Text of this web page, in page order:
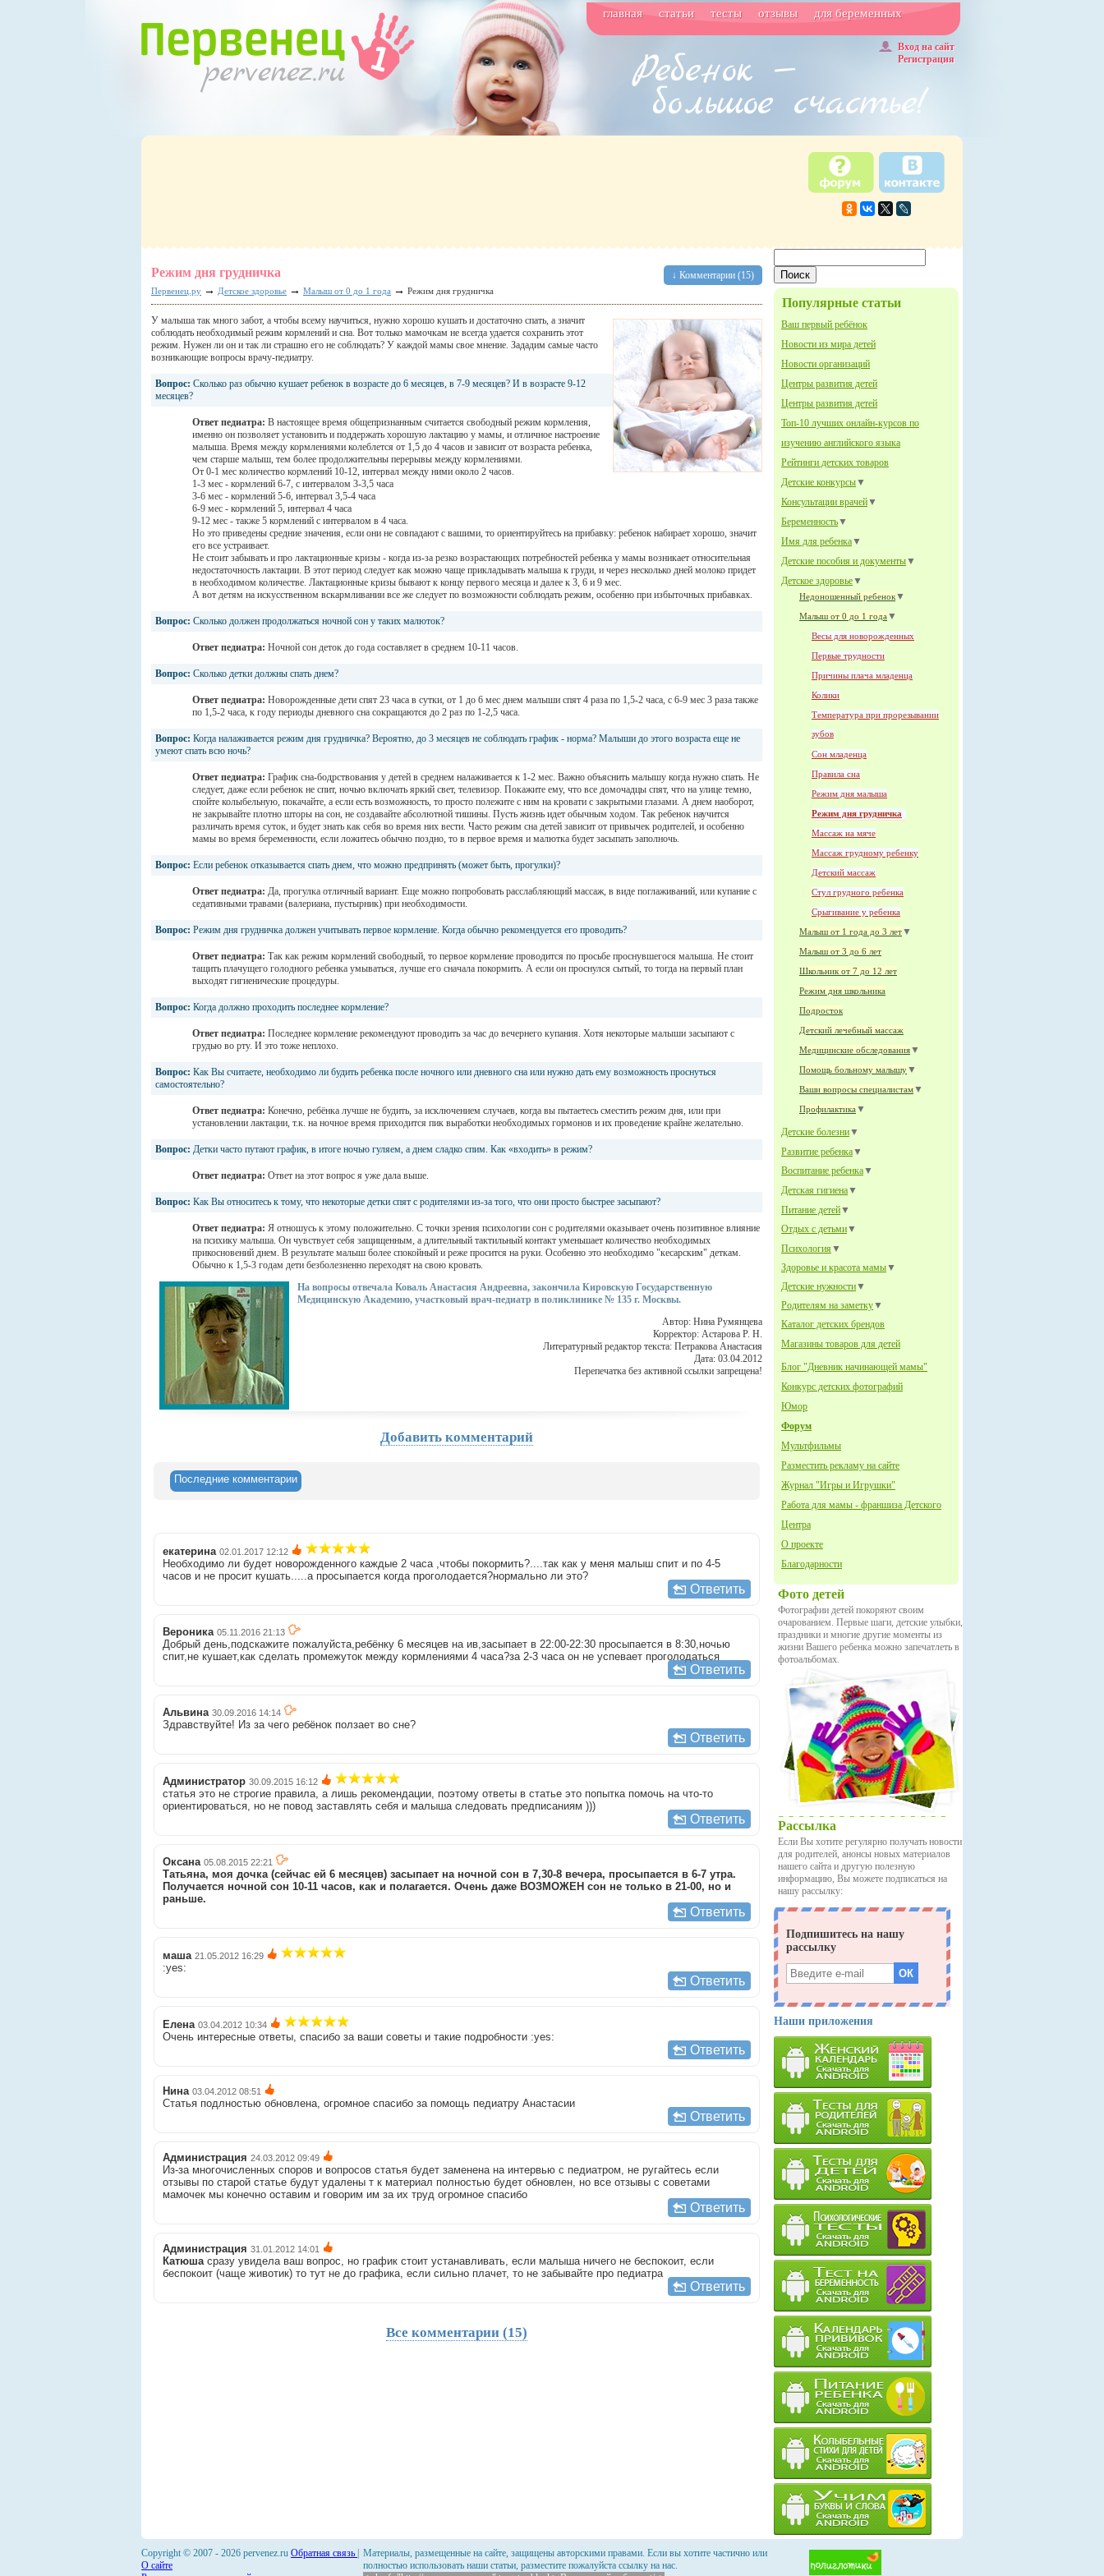
главная статьи тесты отзывы для беременных
Вход на сайт
Регистрация
Популярные статьи
Ваш первый ребёнок
Новости из мира детей
Новости организаций
Центры развития детей
Центры развития детей
Топ-10 лучших онлайн-курсов по
изучению английского языка
Рейтинги детских товаров
Детские конкурсы▼
Консультации врачей▼
Беременность▼
Имя для ребенка▼
Детские пособия и документы▼
Детское здоровье▼
Недоношенный ребенок▼
Малыш от 0 до 1 года▼
Весы для новорожденных
Первые трудности
Причины плача младенца
Колики
Температура при прорезывании
зубов
Сон младенца
Правила сна
Режим дня малыша
Режим дня грудничка
Массаж на мяче
Массаж грудному ребенку
Детский массаж
Стул грудного ребенка
Срыгивание у ребенка
Малыш от 1 года до 3 лет▼
Малыш от 3 до 6 лет
Школьник от 7 до 12 лет
Режим дня школьника
Подросток
Детский лечебный массаж
Медицинские обследования▼
Помощь больному малышу▼
Ваши вопросы специалистам▼
Профилактика▼
Детские болезни▼
Развитие ребенка▼
Воспитание ребенка▼
Детская гигиена▼
Питание детей▼
Отдых с детьми▼
Психология ▼
Здоровье и красота мамы▼
Детские нужности▼
Родителям на заметку▼
Каталог детских брендов
Магазины товаров для детей
Блог "Дневник начинающей мамы"
Конкурс детских фотографий
Юмор
Форум
Мультфильмы
Разместить рекламу на сайте
Журнал "Игры и Игрушки"
Работа для мамы - франшиза Детского
Центра
О проекте
Благодарности
Фото детей
Фотографии детей покоряют своим
очарованием. Первые шаги, детские улыбки,
праздники и многие другие моменты из
жизни Вашего ребенка можно запечатлеть в
фотоальбомах.
Рассылка
Если Вы хотите регулярно получать новости
для родителей, анонсы новых материалов
нашего сайта и другую полезную
информацию, Вы можете подписаться на
нашу рассылку:
Наши приложения
↓ Комментарии (15)
Режим дня грудничка
Первенец.ру → Детское здоровье → Малыш от 0 до 1 года → Режим дня грудничка
У малыша так много забот, а чтобы всему научиться, нужно хорошо кушать и достаточно спать, а значит
соблюдать необходимый режим кормлений и сна. Вот только мамочкам не всегда удается сохранить этот
режим. Нужен ли он и так ли страшно его не соблюдать? У каждой мамы свое мнение. Зададим самые часто
возникающие вопросы врачу-педиатру.
Вопрос: Сколько раз обычно кушает ребенок в возрасте до 6 месяцев, в 7-9 месяцев? И в возрасте 9-12
месяцев?
Ответ педиатра: В настоящее время общепризнанным считается свободный режим кормления,
именно он позволяет установить и поддержать хорошую лактацию у мамы, и отличное настроение
малыша. Время между кормлениями колеблется от 1,5 до 4 часов и зависит от возраста ребенка,
чем старше малыш, тем более продолжительны перерывы между кормлениями.
От 0-1 мес количество кормлений 10-12, интервал между ними около 2 часов.
1-3 мес - кормлений 6-7, с интервалом 3-3,5 часа
3-6 мес - кормлений 5-6, интервал 3,5-4 часа
6-9 мес - кормлений 5, интервал 4 часа
9-12 мес - также 5 кормлений с интервалом в 4 часа.
Но это приведены средние значения, если они не совпадают с вашими, то ориентируйтесь на прибавку: ребенок набирает хорошо, значит
его все устраивает.
Не стоит забывать и про лактационные кризы - когда из-за резко возрастающих потребностей ребенка у мамы возникает относительная
недостаточность лактации. В этот период следует как можно чаще прикладывать малыша к груди, и через несколько дней молоко придет
в необходимом количестве. Лактационные кризы бывают к концу первого месяца и далее к 3, 6 и 9 мес.
А вот детям на искусственном вскармливании все же следует по возможности соблюдать режим, особенно при избыточных прибавках.
Вопрос: Сколько должен продолжаться ночной сон у таких малюток?
Ответ педиатра: Ночной сон деток до года составляет в среднем 10-11 часов.
Вопрос: Сколько детки должны спать днем?
Ответ педиатра: Новорожденные дети спят 23 часа в сутки, от 1 до 6 мес днем малыши спят 4 раза по 1,5-2 часа, с 6-9 мес 3 раза также
по 1,5-2 часа, к году периоды дневного сна сокращаются до 2 раз по 1-2,5 часа.
Вопрос: Когда налаживается режим дня грудничка? Вероятно, до 3 месяцев не соблюдать график - норма? Малыши до этого возраста еще не
умеют спать всю ночь?
Ответ педиатра: График сна-бодрствования у детей в среднем налаживается к 1-2 мес. Важно объяснить малышу когда нужно спать. Не
следует, даже если ребенок не спит, ночью включать яркий свет, телевизор. Покажите ему, что все домочадцы спят, что на улице темно,
спойте колыбельную, покачайте, а если есть возможность, то просто полежите с ним на кровати с закрытыми глазами. А днем наоборот,
не закрывайте плотно шторы на сон, не создавайте абсолютной тишины. Пусть жизнь идет обычным ходом. Так ребенок научится
различать время суток, и будет знать как себя во время них вести. Часто режим сна детей зависит от привычек родителей, и особенно
мамы во время беременности, если ложитесь обычно поздно, то в первое время и малютка будет засыпать заполночь.
Вопрос: Если ребенок отказывается спать днем, что можно предпринять (может быть, прогулки)?
Ответ педиатра: Да, прогулка отличный вариант. Еще можно попробовать расслабляющий массаж, в виде поглаживаний, или купание с
седативными травами (валериана, пустырник) при необходимости.
Вопрос: Режим дня грудничка должен учитывать первое кормление. Когда обычно рекомендуется его проводить?
Ответ педиатра: Так как режим кормлений свободный, то первое кормление проводится по просьбе проснувшегося малыша. Не стоит
тащить плачущего голодного ребенка умываться, лучше его сначала покормить. А если он проснулся сытый, то тогда на первый план
выходят гигиенические процедуры.
Вопрос: Когда должно проходить последнее кормление?
Ответ педиатра: Последнее кормление рекомендуют проводить за час до вечернего купания. Хотя некоторые малыши засыпают с
грудью во рту. И это тоже неплохо.
Вопрос: Как Вы считаете, необходимо ли будить ребенка после ночного или дневного сна или нужно дать ему возможность проснуться
самостоятельно?
Ответ педиатра: Конечно, ребёнка лучше не будить, за исключением случаев, когда вы пытаетесь сместить режим дня, или при
установлении лактации, т.к. на ночное время приходится пик выработки необходимых гормонов и их проведение крайне желательно.
Вопрос: Детки часто путают график, в итоге ночью гуляем, а днем сладко спим. Как «входить» в режим?
Ответ педиатра: Ответ на этот вопрос я уже дала выше.
Вопрос: Как Вы относитесь к тому, что некоторые детки спят с родителями из-за того, что они просто быстрее засыпают?
Ответ педиатра: Я отношусь к этому положительно. С точки зрения психологии сон с родителями оказывает очень позитивное влияние
на психику малыша. Он чувствует себя защищенным, а длительный тактильный контакт уменьшает количество необходимых
прикосновений днем. В результате малыш более спокойный и реже просится на руки. Особенно это необходимо "кесарским" деткам.
Обычно к 1,5-3 годам дети безболезненно переходят на свою кровать.
На вопросы отвечала Коваль Анастасия Андреевна, закончила Кировскую Государственную
Медицинскую Академию, участковый врач-педиатр в поликлинике № 135 г. Москвы.
Автор: Нина Румянцева
Корректор: Астарова Р. Н.
Литературный редактор текста: Петракова Анастасия
Дата: 03.04.2012
Перепечатка без активной ссылки запрещена!
Добавить комментарий
Последние комментарии
екатерина 02.01.2017 12:12
Необходимо ли будет новорожденного каждые 2 часа ,чтобы покормить?....так как у меня малыш спит и по 4-5
часов и не просит кушать.....а просыпается когда проголодается?нормально ли это?
Ответить
Вероника 05.11.2016 21:13
Добрый день,подскажите пожалуйста,ребёнку 6 месяцев на ив,засыпает в 22:00-22:30 просыпается в 8:30,ночью
спит,не кушает,как сделать промежуток между кормлениями 4 часа?за 2-3 часа он не успевает проголодаться
Ответить
Альвина 30.09.2016 14:14
Здравствуйте! Из за чего ребёнок ползает во сне?
Ответить
Администратор 30.09.2015 16:12
статья это не строгие правила, а лишь рекомендации, поэтому ответы в статье это попытка помочь на что-то
ориентироваться, но не повод заставлять себя и малыша следовать предписаниям )))
Ответить
Оксана 05.08.2015 22:21
Татьяна, моя дочка (сейчас ей 6 месяцев) засыпает на ночной сон в 7,30-8 вечера, просыпается в 6-7 утра.
Получается ночной сон 10-11 часов, как и полагается. Очень даже ВОЗМОЖЕН сон не только в 21-00, но и
раньше.
Ответить
маша 21.05.2012 16:29
:yes:
Ответить
Елена 03.04.2012 10:34
Очень интересные ответы, спасибо за ваши советы и такие подробности :yes:
Ответить
Нина 03.04.2012 08:51
Статья подлностью обновлена, огромное спасибо за помощь педиатру Анастасии
Ответить
Администрация 24.03.2012 09:49
Из-за многочисленных споров и вопросов статья будет заменена на интервью с педиатром, не ругайтесь если
отзывы по старой статье будут удалены т к материал полностью будет обновлен, но все отзывы с советами
мамочек мы конечно оставим и говорим им за их труд огромное спасибо
Ответить
Администрация 31.01.2012 14:01
Катюшасразу увидела ваш вопрос, но график стоит устанавливать, если малыша ничего не беспокоит, если
беспокоит (чаще животик) то тут не до графика, если сильно плачет, то не забывайте про педиатра
Ответить
Все комментарии (15)
Copyright © 2007 - 2026 pervenez.ru Обратная связь
О сайте
Материалы, размещенные на сайте, защищены авторскими правами. Если вы хотите частично или
полностью использовать наши статьи, разместите пожалуйста ссылку на нас.